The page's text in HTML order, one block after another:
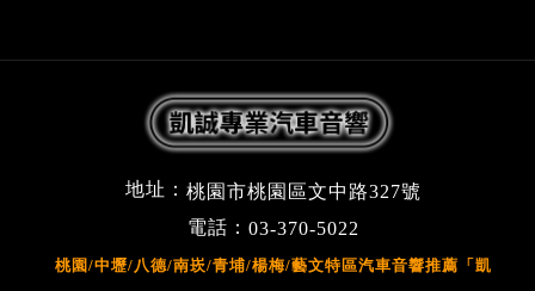
地址： 桃園市桃園區文中路327號
電話： 03-370-5022
桃園/中壢/八德/南崁/青埔/楊梅/藝文特區汽車音響推薦「凱